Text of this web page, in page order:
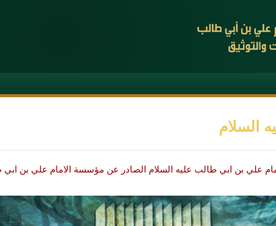
علي بن ابي طالب عليه السلام الصادر عن مؤسسة الامام علي بن